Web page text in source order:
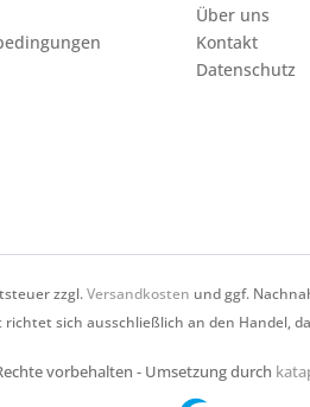
Über uns
Kontakt
Datenschutz
zzgl.Versandkosten und ggf.
richtet sich ausschließlich an den Handel,
vorbehalten - Umsetzung durch